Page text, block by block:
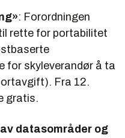
: Forordningen
rette for portabilitet
for skyleverandør å ta
Fra 12.
gratis.
datasområder og